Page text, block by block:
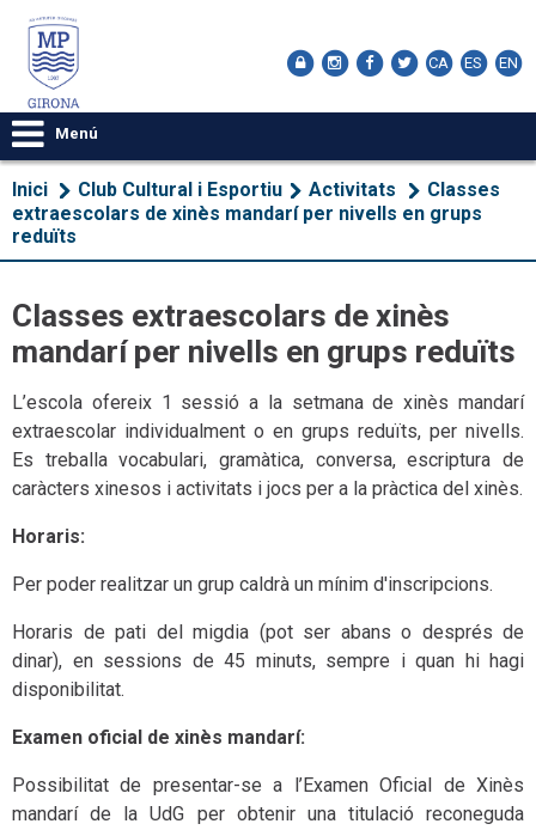
CA ES EN
Menú
Inici Club Cultural i Esportiu Activitats
Classes
extraescolars de xinès mandarí per nivells en grups
reduïts
Classes extraescolars de xinès
mandarí per nivells en grups reduïts
L’escola ofereix 1 sessió a la setmana de xinès mandarí
extraescolar individualment o en grups reduïts, per nivells.
Es treballa vocabulari, gramàtica, conversa, escriptura de
caràcters xinesos i activitats i jocs per a la pràctica del xinès.
Horaris:
Per poder realitzar un grup caldrà un mínim d'inscripcions.
Horaris de pati del migdia (pot ser abans o després de
dinar), en sessions de 45 minuts, sempre i quan hi hagi
disponibilitat.
Examen oficial de xinès mandarí:
Possibilitat de presentar-se a l’Examen Oficial de Xinès
mandarí de la UdG per obtenir una titulació reconeguda